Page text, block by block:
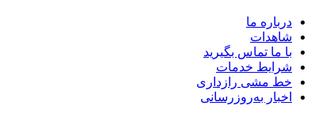
درباره ما
شاهدات
با ما تماس بگیرید
شرایط خدمات
خط مشی رازداری
اخبار به‌روزرسانی